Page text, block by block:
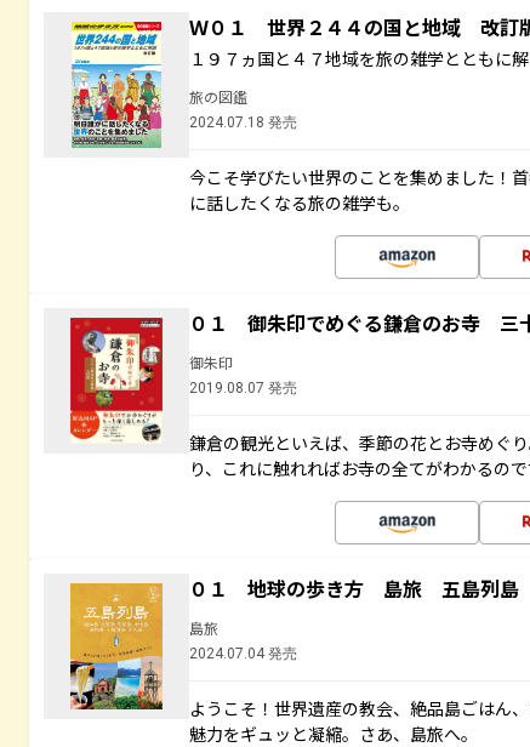
Ｗ０１ 世界２４４の国と地域 改訂
１９７ヵ国と４７地域を旅の雑学とともに
旅の図鑑
2024.07.18 発売
今こそ学びたい世界のことを集めました！
に話したくなる旅の雑学も。
０１ 御朱印でめぐる鎌倉のお寺 三
御朱印
2019.08.07 発売
鎌倉の観光といえば、季節の花とお寺めぐ
り、これに触れればお寺の全てがわかるので
０１ 地球の歩き方 島旅 五島列
島旅
2024.07.04 発売
ようこそ！世界遺産の教会、絶品島ごはん
魅力をギュッと凝縮。さあ、島旅へ。